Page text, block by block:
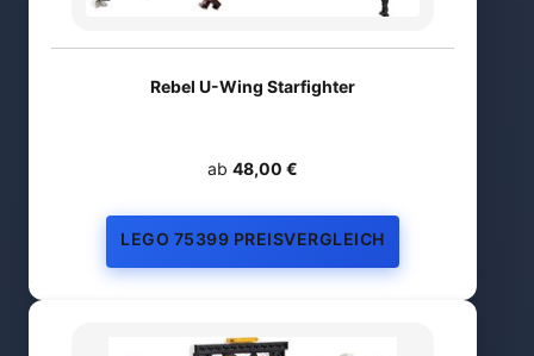
Rebel U-Wing Starfighter
ab 48,00 €
LEGO 75399 PREISVERGLEICH